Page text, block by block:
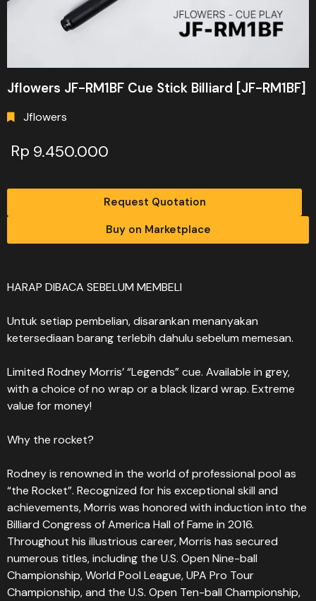
Jflowers JF-RM1BF Cue Stick Billiard [JF-RM1BF]
Jflowers
Rp 9.450.000
Request Quotation
Buy on Marketplace
HARAP DIBACA SEBELUM MEMBELI
Untuk setiap pembelian, disarankan menanyakan
ketersediaan barang terlebih dahulu sebelum memesan.
Limited Rodney Morris’ “Legends” cue. Available in grey,
with a choice of no wrap or a black lizard wrap. Extreme
value for money!
Why the rocket?
Rodney is renowned in the world of professional pool as
“the Rocket”. Recognized for his exceptional skill and
achievements, Morris was honored with induction into the
Billiard Congress of America Hall of Fame in 2016.
Throughout his illustrious career, Morris has secured
numerous titles, including the U.S. Open Nine-ball
Championship, World Pool League, UPA Pro Tour
Championship, and the U.S. Open Ten-ball Championship,